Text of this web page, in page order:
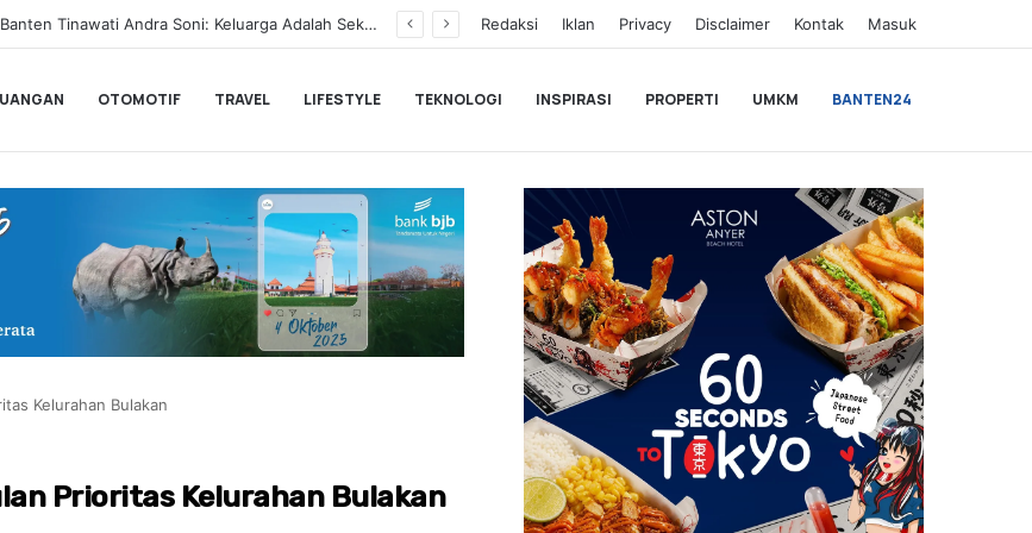
BLACKPINK Gelar Meet & Greet Spesial Rayakan Anniversary ke-10, Ini Syarat dan Jadwalnya Redaksi Iklan Privacy Disclaimer Kontak Masuk
OTOMOTIF TRAVEL LIFESTYLE TEKNOLOGI INSPIRASI PROPERTI UMKM BANTEN24
Kelurahan Bulakan
Prioritas Kelurahan Bulakan